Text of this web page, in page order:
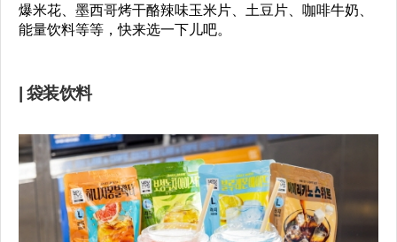
爆米花、墨西哥烤干酪辣味玉米片、土豆片、咖啡牛奶、
能量饮料等等，快来选一下儿吧。
| 袋装饮料